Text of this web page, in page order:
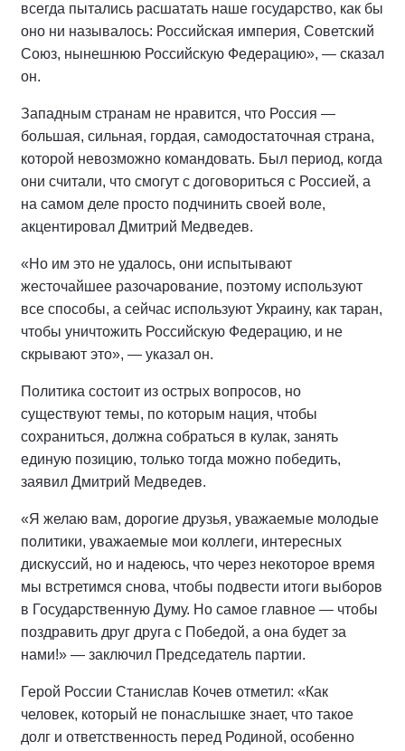
всегда пытались расшатать наше государство, как бы
оно ни называлось: Российская империя, Советский
Союз, нынешнюю Российскую Федерацию», — сказал
он.
Западным странам не нравится, что Россия —
большая, сильная, гордая, самодостаточная страна,
которой невозможно командовать. Был период, когда
они считали, что смогут с договориться с Россией, а
на самом деле просто подчинить своей воле,
акцентировал Дмитрий Медведев.
«Но им это не удалось, они испытывают
жесточайшее разочарование, поэтому используют
все способы, а сейчас используют Украину, как таран,
чтобы уничтожить Российскую Федерацию, и не
скрывают это», — указал он.
Политика состоит из острых вопросов, но
существуют темы, по которым нация, чтобы
сохраниться, должна собраться в кулак, занять
единую позицию, только тогда можно победить,
заявил Дмитрий Медведев.
«Я желаю вам, дорогие друзья, уважаемые молодые
политики, уважаемые мои коллеги, интересных
дискуссий, но и надеюсь, что через некоторое время
мы встретимся снова, чтобы подвести итоги выборов
в Государственную Думу. Но самое главное — чтобы
поздравить друг друга с Победой, а она будет за
нами!» — заключил Председатель партии.
Герой России Станислав Кочев отметил: «Как
человек, который не понаслышке знает, что такое
долг и ответственность перед Родиной, особенно